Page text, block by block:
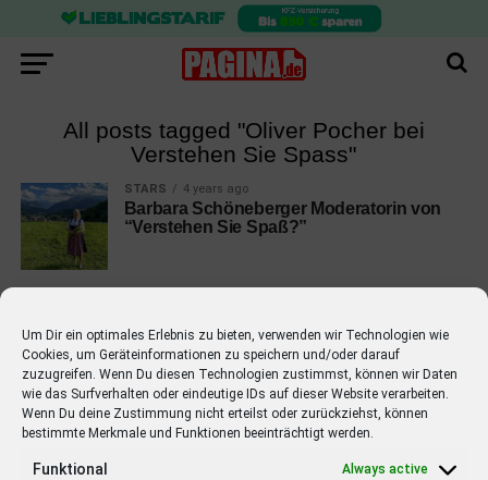
Um Dir ein optimales Erlebnis zu bieten, verwenden wir Technologien wie
Cookies, um Geräteinformationen zu speichern und/oder darauf
zuzugreifen. Wenn Du diesen Technologien zustimmst, können wir Daten
wie das Surfverhalten oder eindeutige IDs auf dieser Website verarbeiten.
Wenn Du deine Zustimmung nicht erteilst oder zurückziehst, können
bestimmte Merkmale und Funktionen beeinträchtigt werden.
Funktional Always active
All posts tagged "Oliver Pocher bei
Verstehen Sie Spass"
STARS 4 years ago
Barbara Schöneberger Moderatorin von
“Verstehen Sie Spaß?”
EMPFOHLEN
STARS 4 years ago
Barbara Schöneberger Moderatorin